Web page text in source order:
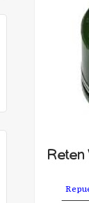
Reten